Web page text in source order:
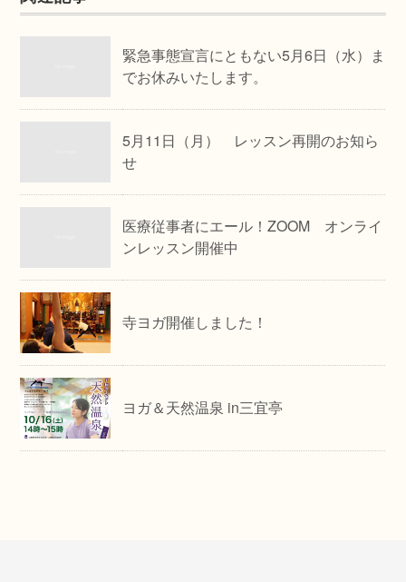
緊急事態宣言にともない5月6日（水）ま
でお休みいたします。
5月11日（月） レッスン再開のお知ら
せ
医療従事者にエール！ZOOM オンライ
ンレッスン開催中
寺ヨガ開催しました！
ヨガ＆天然温泉 in三宜亭